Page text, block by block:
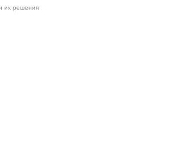
их решения